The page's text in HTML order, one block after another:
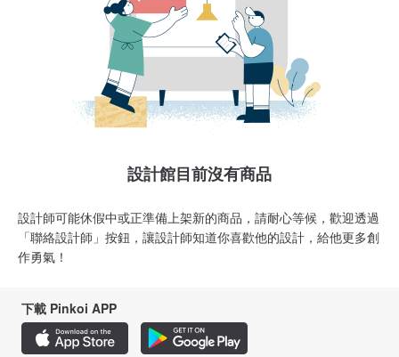
設計館目前沒有商品
設計師可能休假中或正準備上架新的商品，請耐心等候，歡迎透過
「聯絡設計師」按鈕，讓設計師知道你喜歡他的設計，給他更多創
作勇氣！
下載 Pinkoi APP